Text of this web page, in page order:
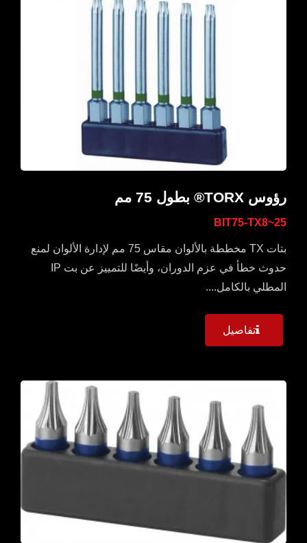
رؤوس TORX® بطول 75 مم
BIT75-TX8~25
بتات TX مخططة بالألوان مقاس 75 مم لإدارة الألوان لمنع
حدوث خطأ في عزم الدوران، وأيضًا للتمييز عن بت IP
المطلي بالكامل....
تفاصيل